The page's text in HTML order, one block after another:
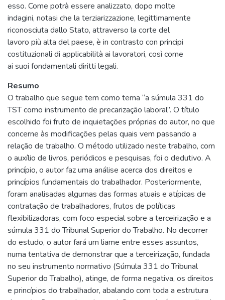
esso. Come potrà essere analizzato, dopo molte
indagini, notasi che la terziarizzazione, legittimamente
riconosciuta dallo Stato, attraverso la corte del
lavoro più alta del paese, è in contrasto con principi
costituzionali di applicabilità ai lavoratori, così come
ai suoi fondamentali diritti legali.
Resumo
O trabalho que segue tem como tema “a súmula 331 do
TST como instrumento de precarização laboral”. O título
escolhido foi fruto de inquietações próprias do autor, no que
concerne às modificações pelas quais vem passando a
relação de trabalho. O método utilizado neste trabalho, com
o auxílio de livros, periódicos e pesquisas, foi o dedutivo. A
princípio, o autor faz uma análise acerca dos direitos e
princípios fundamentais do trabalhador. Posteriormente,
foram analisadas algumas das formas atuais e atípicas de
contratação de trabalhadores, frutos de políticas
flexibilizadoras, com foco especial sobre a terceirização e a
súmula 331 do Tribunal Superior do Trabalho. No decorrer
do estudo, o autor fará um liame entre esses assuntos,
numa tentativa de demonstrar que a terceirização, fundada
no seu instrumento normativo (Súmula 331 do Tribunal
Superior do Trabalho), atinge, de forma negativa, os direitos
e princípios do trabalhador, abalando com toda a estrutura